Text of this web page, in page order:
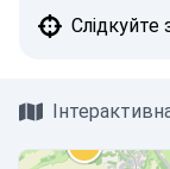
Слідкуйте